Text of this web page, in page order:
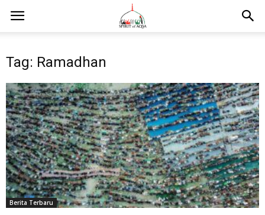
Tag: Ramadhan
Berita Terbaru